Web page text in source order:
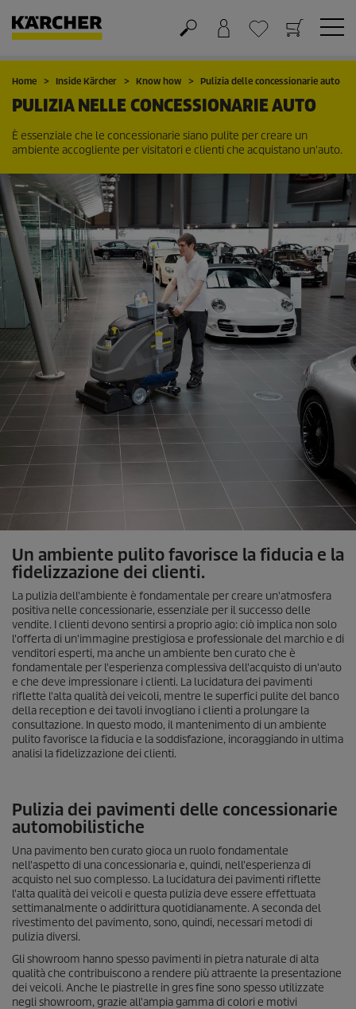
Carrello
Lista dei desideri
Home Inside Kärcher Know how Pulizia delle concessionarie auto
PULIZIA NELLE CONCESSIONARIE AUTO
È essenziale che le concessionarie siano pulite per creare un
ambiente accogliente per visitatori e clienti che acquistano un'auto.
Un ambiente pulito favorisce la fiducia e la
fidelizzazione dei clienti.
La pulizia dell'ambiente è fondamentale per creare un'atmosfera
positiva nelle concessionarie, essenziale per il successo delle
vendite. I clienti devono sentirsi a proprio agio: ciò implica non solo
l'offerta di un'immagine prestigiosa e professionale del marchio e di
venditori esperti, ma anche un ambiente ben curato che è
fondamentale per l'esperienza complessiva dell'acquisto di un'auto
e che deve impressionare i clienti. La lucidatura dei pavimenti
riflette l'alta qualità dei veicoli, mentre le superfici pulite del banco
della reception e dei tavoli invogliano i clienti a prolungare la
consultazione. In questo modo, il mantenimento di un ambiente
pulito favorisce la fiducia e la soddisfazione, incoraggiando in ultima
analisi la fidelizzazione dei clienti.
Pulizia dei pavimenti delle concessionarie
automobilistiche
Una pavimento ben curato gioca un ruolo fondamentale
nell'aspetto di una concessionaria e, quindi, nell'esperienza di
acquisto nel suo complesso. La lucidatura dei pavimenti riflette
l'alta qualità dei veicoli e questa pulizia deve essere effettuata
settimanalmente o addirittura quotidianamente. A seconda del
rivestimento del pavimento, sono, quindi, necessari metodi di
pulizia diversi.
Gli showroom hanno spesso pavimenti in pietra naturale di alta
qualità che contribuiscono a rendere più attraente la presentazione
dei veicoli. Anche le piastrelle in gres fine sono spesso utilizzate
negli showroom, grazie all'ampia gamma di colori e motivi